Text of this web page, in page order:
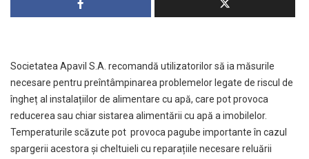
Societatea Apavil S.A. recomandă utilizatorilor să ia măsurile
necesare pentru preîntâmpinarea problemelor legate de riscul de
îngheț al instalațiilor de alimentare cu apă, care pot provoca
reducerea sau chiar sistarea alimentării cu apă a imobilelor.
Temperaturile scăzute pot provoca pagube importante în cazul
spargerii acestora și cheltuieli cu reparațiile necesare reluării